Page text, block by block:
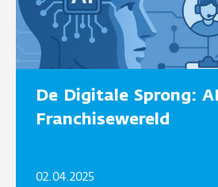
De Digitale Sprong:
Franchisewereld
02.04.2025